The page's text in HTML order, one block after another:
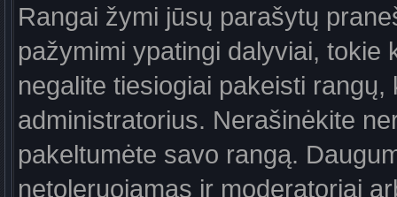
Rangai žymi jūsų parašytų
pažymimi ypatingi dalyviai, tokie
negalite tiesiogiai pakeisti
administratorius. Nerašinėkite
pakeltumėte savo rangą.
netoleruojamas ir moderatoriai